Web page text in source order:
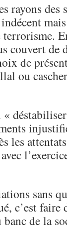
rayons des
couvert de
de
ou
«
les
sans
c’est faire
de la